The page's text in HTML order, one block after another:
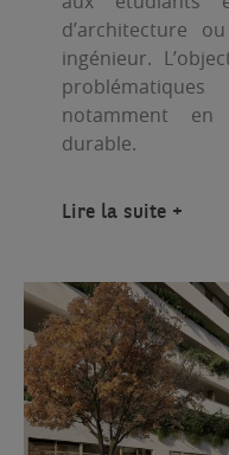
d’architecture
ingénieur.
notamment en
durable.
Lire la suite